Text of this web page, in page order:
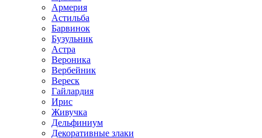
Армерия
Астильбa
Барвинок
Бузульник
Астра
Вероника
Вербейник
Вереск
Гайлардия
Ирис
Живучка
Дельфиниум
Декоративные злаки